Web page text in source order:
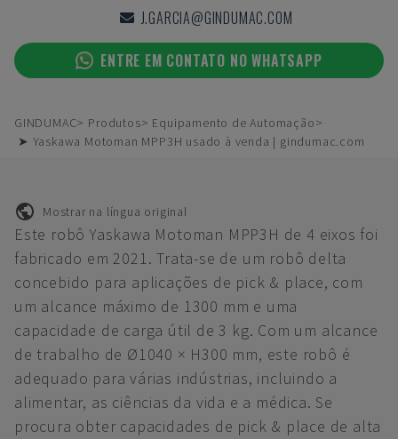
J.GARCIA@GINDUMAC.COM
ENTRE EM CONTATO NO WHATSAPP
GINDUMAC Produtos
Equipamento de Automação
➤ Yaskawa Motoman MPP3H usado à venda | gindumac.com
Mostrar na língua original
Este robô Yaskawa Motoman MPP3H de 4 eixos foi
fabricado em 2021. Trata-se de um robô delta
concebido para aplicações de pick & place, com
um alcance máximo de 1300 mm e uma
capacidade de carga útil de 3 kg. Com um alcance
de trabalho de Ø1040 × H300 mm, este robô é
adequado para várias indústrias, incluindo a
alimentar, as ciências da vida e a médica. Se
procura obter capacidades de pick & place de alta